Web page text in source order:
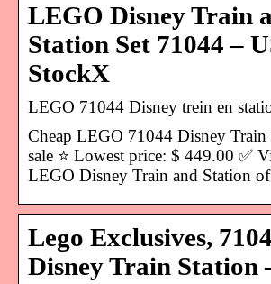
LEGO Disney Train
Station Set 71044 –
StockX
LEGO 71044 Disney trein en
Cheap LEGO 71044 Disney Train
sale ⭐ Lowest price: $ 449.00 ✅
LEGO Disney Train and Station
Lego Exclusives,
Disney Train Station